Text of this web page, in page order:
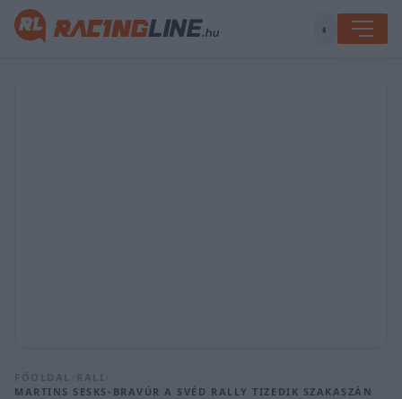
◐
FŐOLDAL RALI
MARTINS SESKS-BRAVÚR A SVÉD RALLY TIZEDIK SZAKASZÁN